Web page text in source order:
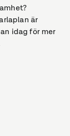
är
idag för mer